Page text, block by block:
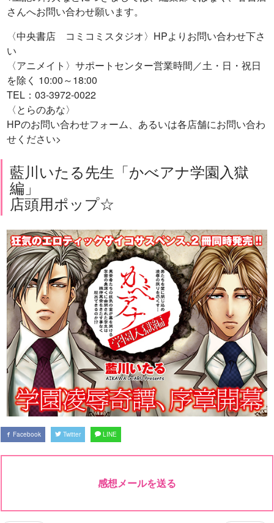
さんへお問い合わせ願います。
〈中央書店 コミコミスタジオ〉HPよりお問い合わせ下さ
い
〈アニメイト〉サポートセンター営業時間／土・日・祝日
を除く 10:00～18:00
TEL：03-3972-0022
〈とらのあな〉
HPのお問い合わせフォーム、あるいは各店舗にお問い合わ
せください>
藍川いたる先生「かべアナ学園入獄
編」
店頭用ポップ☆
Facebook Twitter LINE
感想メールを送る